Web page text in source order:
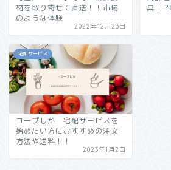
材を取り寄せて直送！！市場
のような体験
2022年12月23日
具！
宅配サービス
コープしが 宅配サービスを
始めたい方におすすめの注文
方法や送料！！
2023年1月2日